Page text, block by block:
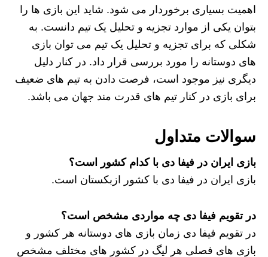
اهمیت بسیاری برخوردار می شود. شاید این بازی ها را
بتوان یکی از موارد تجزیه و تحلیل یک تیم دانست. به
شکلی که برای تجزیه و تحلیل یک تیم می توان بازی
های دوستانه را مورد بررسی قرار داد. در کنار دلیل
دیگری نیز موجود است، فرصت دادن به تیم های ضعیف
برای بازی در کنار تیم های قدرت مند جهان می باشد.
سوالات متداول
بازی ایران در فیفا دی با کدام کشور است؟
بازی ایران در فیفا دی با کشور ازبکستان است.
در تقویم فیفا دی چه مواردی مشخص است؟
در تقویم فیفا دی زمان بازی های دوستانه هر کشور و
بازی های فصلی هر لیگ در کشور های مختلف مشخص